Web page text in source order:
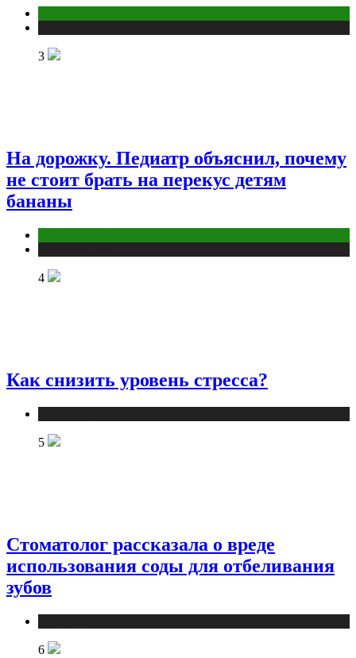
3
На дорожку. Педиатр объяснил, почему
не стоит брать на перекус детям
бананы
4
Как снизить уровень стресса?
5
Стоматолог рассказала о вреде
использования соды для отбеливания
зубов
6